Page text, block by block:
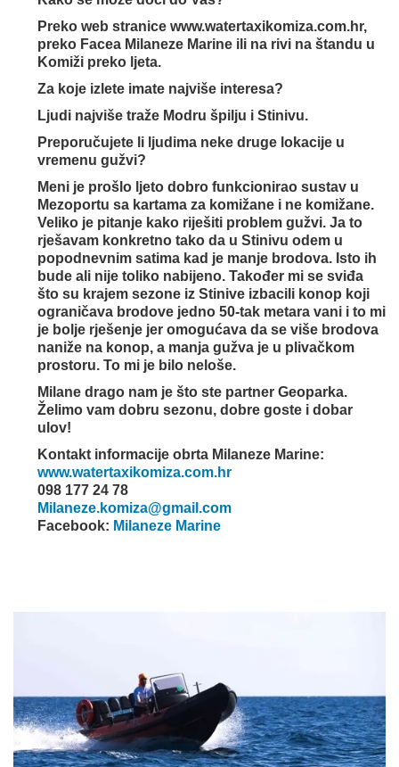
Preko web stranice www.watertaxikomiza.com.hr,
preko Facea Milaneze Marine ili na rivi na štandu u
Komiži preko ljeta.
Za koje izlete imate najviše interesa?
Ljudi najviše traže Modru špilju i Stinivu.
Preporučujete li ljudima neke druge lokacije u
vremenu gužvi?
Meni je prošlo ljeto dobro funkcionirao sustav u
Mezoportu sa kartama za komižane i ne komižane.
Veliko je pitanje kako riješiti problem gužvi. Ja to
rješavam konkretno tako da u Stinivu odem u
popodnevnim satima kad je manje brodova. Isto ih
bude ali nije toliko nabijeno. Također mi se sviđa
što su krajem sezone iz Stinive izbacili konop koji
ograničava brodove jedno 50-tak metara vani i to mi
je bolje rješenje jer omogućava da se više brodova
naniže na konop, a manja gužva je u plivačkom
prostoru. To mi je bilo neloše.
Milane drago nam je što ste partner Geoparka.
Želimo vam dobru sezonu, dobre goste i dobar
ulov!
Kontakt informacije obrta Milaneze Marine:
www.watertaxikomiza.com.hr
098 177 24 78
Milaneze.komiza@gmail.com
Facebook: Milaneze Marine